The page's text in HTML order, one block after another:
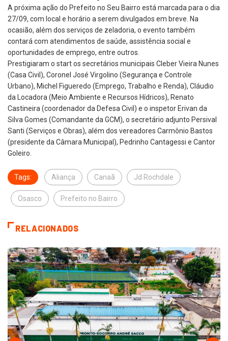
A próxima ação do Prefeito no Seu Bairro está marcada para o dia
27/09, com local e horário a serem divulgados em breve. Na
ocasião, além dos serviços de zeladoria, o evento também
contará com atendimentos de saúde, assistência social e
oportunidades de emprego, entre outros.
Prestigiaram o start os secretários municipais Cleber Vieira Nunes
(Casa Civil), Coronel José Virgolino (Segurança e Controle
Urbano), Michel Figueredo (Emprego, Trabalho e Renda), Cláudio
da Locadora (Meio Ambiente e Recursos Hídricos), Renato
Castineira (coordenador da Defesa Civil) e o inspetor Erivan da
Silva Gomes (Comandante da GCM), o secretário adjunto Persival
Santi (Serviços e Obras), além dos vereadores Carmônio Bastos
(presidente da Câmara Municipal), Pedrinho Cantagessi e Cantor
Goleiro.
Tags: Aliança Canaã Jd Rochdale
Osasco Prefeito no Bairro
RELACIONADOS